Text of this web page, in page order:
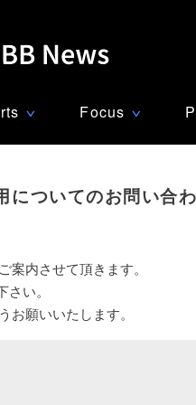
∨ Focus ∨
についてのお問い合
案内させて頂きます。
い。
お願いいたします。